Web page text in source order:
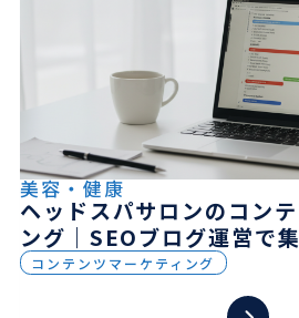
美容・健康
ヘッドスパサロンのコン
ング｜SEOブログ運営で
コンテンツマーケティング